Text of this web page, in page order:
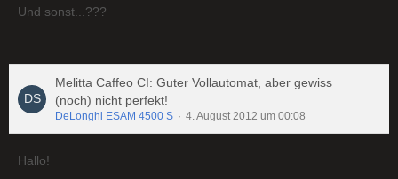
Und sonst...???
Melitta Caffeo CI: Guter Vollautomat, aber gewiss
(noch) nicht perfekt!
DeLonghi ESAM 4500 S 4. August 2012 um 00:08
Hallo!